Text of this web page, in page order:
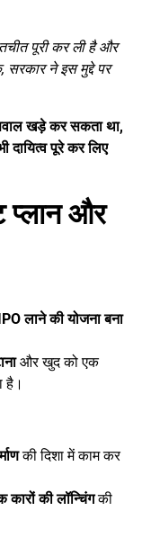
पूरी कर ली है और
सरकार ने इस मुद्दे पर
खड़े कर सकता था,
दायित्व पूरे कर लिए
प्लान और
लाने की योजना बना
और खुद को एक
है।
की दिशा में काम कर
की लॉन्चिंगकी